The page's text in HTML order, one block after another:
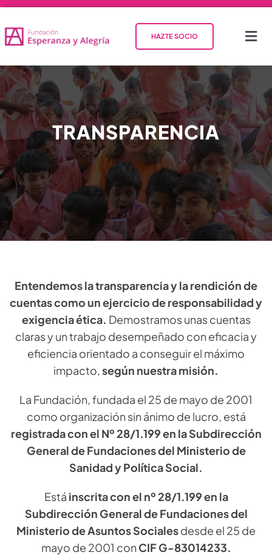
INICIO
QUIÉNES SOMOS
QUÉ HACEMOS
COLABORA
ACTUALIDAD
HAZTE SOCIO
TRANSPARENCIA
Entendemos la transparencia y la rendición de
cuentas como un ejercicio de responsabilidad y
exigencia ética. Demostramos unas cuentas
claras y un trabajo desempeñado con eficacia y
eficiencia orientado a conseguir el máximo
impacto,según nuestra misión.
La Fundación, fundada el 25 de mayo de 2001
como organización sin ánimo de lucro, está
registrada con el Nº 28/1.199 en la Subdirección
General de Fundaciones del Ministerio de
Sanidad y Política Social.
Está inscrita con el nº 28/1.199 en la
Subdirección General de Fundaciones del
Ministerio de Asuntos Socialesdesde el 25 de
mayo de 2001 conCIF G-83014233.